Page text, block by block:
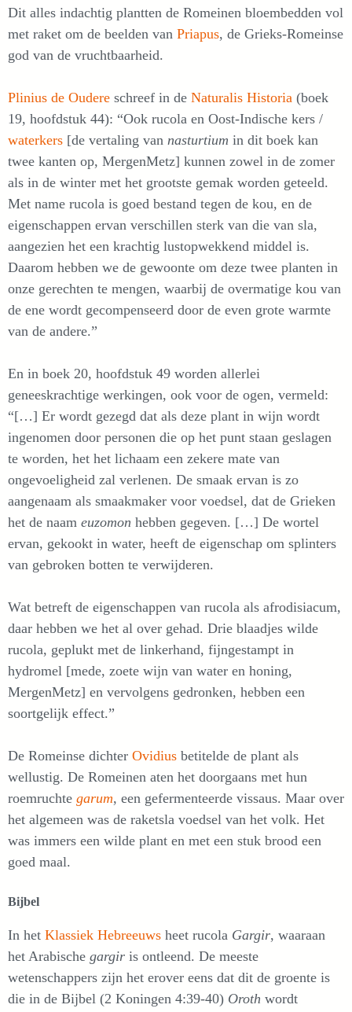
Dit alles indachtig plantten de Romeinen bloembedden vol
met raket om de beelden van Priapus, de Grieks-Romeinse
god van de vruchtbaarheid.
Plinius de Oudere schreef in de Naturalis Historia (boek
19, hoofdstuk 44): “Ook rucola en Oost-Indische kers /
waterkers [de vertaling van nasturtium in dit boek kan
twee kanten op, MergenMetz] kunnen zowel in de zomer
als in de winter met het grootste gemak worden geteeld.
Met name rucola is goed bestand tegen de kou, en de
eigenschappen ervan verschillen sterk van die van sla,
aangezien het een krachtig lustopwekkend middel is.
Daarom hebben we de gewoonte om deze twee planten in
onze gerechten te mengen, waarbij de overmatige kou van
de ene wordt gecompenseerd door de even grote warmte
van de andere.”
En in boek 20, hoofdstuk 49 worden allerlei
geneeskrachtige werkingen, ook voor de ogen, vermeld:
“[…] Er wordt gezegd dat als deze plant in wijn wordt
ingenomen door personen die op het punt staan geslagen
te worden, het het lichaam een zekere mate van
ongevoeligheid zal verlenen. De smaak ervan is zo
aangenaam als smaakmaker voor voedsel, dat de Grieken
het de naam euzomon hebben gegeven. […] De wortel
ervan, gekookt in water, heeft de eigenschap om splinters
van gebroken botten te verwijderen.
Wat betreft de eigenschappen van rucola als afrodisiacum,
daar hebben we het al over gehad. Drie blaadjes wilde
rucola, geplukt met de linkerhand, fijngestampt in
hydromel [mede, zoete wijn van water en honing,
MergenMetz] en vervolgens gedronken, hebben een
soortgelijk effect.”
De Romeinse dichter Ovidius betitelde de plant als
wellustig. De Romeinen aten het doorgaans met hun
roemruchte garum, een gefermenteerde vissaus. Maar over
het algemeen was de raketsla voedsel van het volk. Het
was immers een wilde plant en met een stuk brood een
goed maal.
Bijbel
In het Klassiek Hebreeuws heet rucola Gargir, waaraan
het Arabische gargir is ontleend. De meeste
wetenschappers zijn het erover eens dat dit de groente is
die in de Bijbel (2 Koningen 4:39-40) Oroth wordt